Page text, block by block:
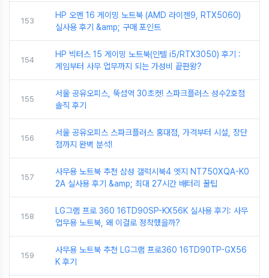
153
HP 오멘 16 게이밍 노트북 (AMD 라이젠9, RTX5060)
실사용 후기 &amp; 구매 포인트
154
HP 빅터스 15 게이밍 노트북(인텔 i5/RTX3050) 후기 :
게임부터 사무 업무까지 되는 가성비 끝판왕?
155
서울 공유오피스, 뚝섬역 30초컷! 스파크플러스 성수2호점
솔직 후기
156
서울 공유오피스 스파크플러스 홍대점, 가격부터 시설, 장단
점까지 완벽 분석!
157
사무용 노트북 추천 삼성 갤럭시북4 엣지 NT750XQA-K0
2A 실사용 후기 &amp; 최대 27시간 배터리 꿀팁
158
LG그램 프로 360 16TD90SP-KX56K 실사용 후기: 사무
업무용 노트북, 왜 이걸로 정착했을까?
159
사무용 노트북 추천 LG그램 프로360 16TD90TP-GX56
K 후기